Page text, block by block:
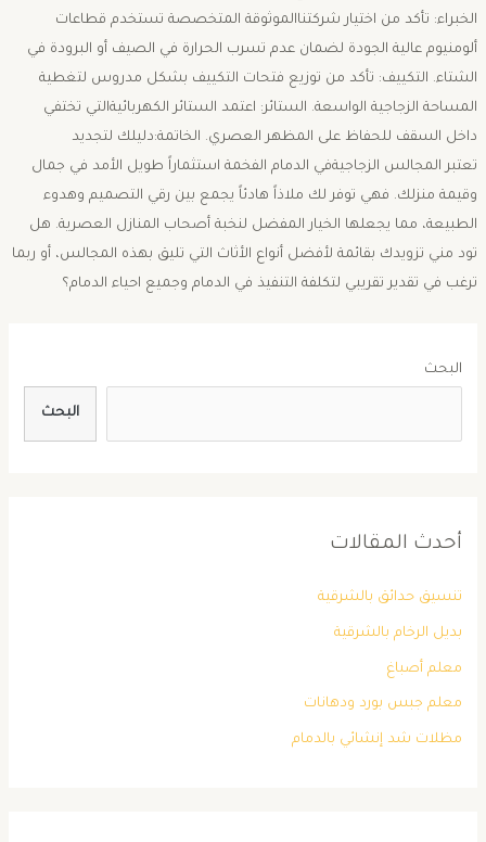
الخبراء: تأكد من اختيار شركتناالموثوقة المتخصصة تستخدم قطاعات
ألومنيوم عالية الجودة لضمان عدم تسرب الحرارة في الصيف أو البرودة في
الشتاء. ​التكييف: تأكد من توزيع فتحات التكييف بشكل مدروس لتغطية
المساحة الزجاجية الواسعة. ​الستائر: اعتمد الستائر الكهربائيةالتي تختفي
داخل السقف للحفاظ على المظهر العصري. ​الخاتمة:دليلك لتجديد ​
تعتبر المجالس الزجاجيةفي الدمام الفخمة استثماراً طويل الأمد في جمال
وقيمة منزلك. فهي توفر لك ملاذاً هادئاً يجمع بين رقي التصميم وهدوء
الطبيعة، مما يجعلها الخيار المفضل لنخبة أصحاب المنازل العصرية. ​هل
تود مني تزويدك بقائمة لأفضل أنواع الأثاث التي تليق بهذه المجالس، أو ربما
ترغب في تقدير تقريبي لتكلفة التنفيذ في الدمام وجميع احياء الدمام؟
البحث
البحث
أحدث المقالات
تنسيق حدائق بالشرقية
بديل الرخام بالشرقية
معلم أصباغ
معلم جبس بورد ودهانات
مظلات شد إنشائي بالدمام